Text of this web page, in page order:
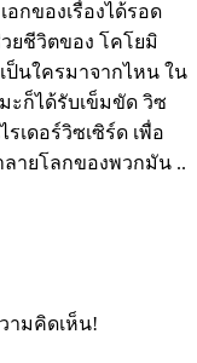
กของเรื่องได้รอด
ยชีวิตของ โคโยมิ
ป็นใครมาจากไหน ใน
ะก็ได้รับเข็มขัด วิซ
รเดอร์วิซเซิร์ด เพื่อ
ายโลกของพวกมัน ..
ามคิดเห็น!